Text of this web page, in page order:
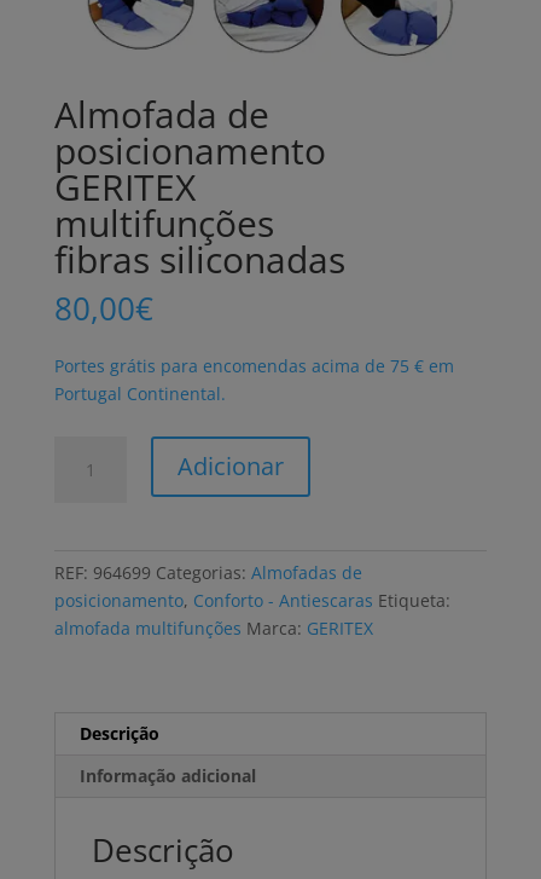
Almofada de
posicionamento
GERITEX
multifunções
fibras siliconadas
80,00€
Portes grátis para encomendas acima de 75 € em
Portugal Continental.
GERITEX
multifunções
Adicionar
REF: 964699 Categorias: Almofadas de
posicionamento, Conforto - Antiescaras Etiqueta:
almofada multifunções Marca: GERITEX
Descrição
Informação adicional
Descrição